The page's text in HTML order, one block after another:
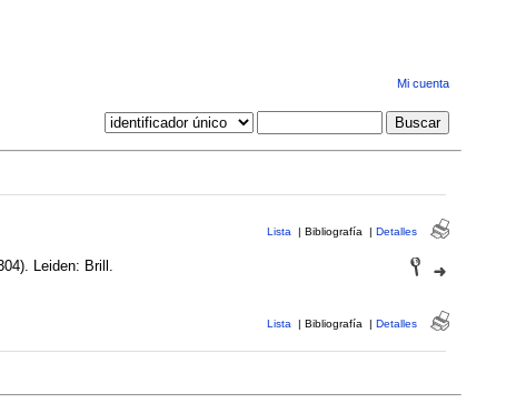
Mi cuenta
Lista | Bibliografía | Detalles
Leiden: Brill.
Lista | Bibliografía | Detalles